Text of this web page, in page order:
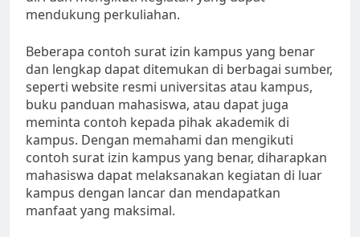
mendukung perkuliahan.
Beberapa contoh surat izin kampus yang benar
dan lengkap dapat ditemukan di berbagai sumber,
seperti website resmi universitas atau kampus,
buku panduan mahasiswa, atau dapat juga
meminta contoh kepada pihak akademik di
kampus. Dengan memahami dan mengikuti
contoh surat izin kampus yang benar, diharapkan
mahasiswa dapat melaksanakan kegiatan di luar
kampus dengan lancar dan mendapatkan
manfaat yang maksimal.